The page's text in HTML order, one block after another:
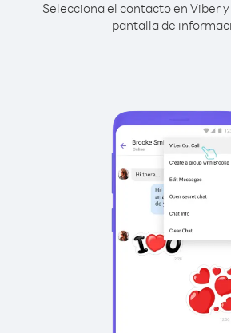
Selecciona el contacto en Viber
pantalla de